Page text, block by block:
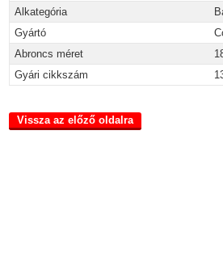
Alkategória
Gyártó
Abroncs méret
Gyári cikkszám
Vissza az előző oldalra